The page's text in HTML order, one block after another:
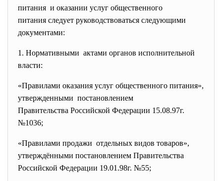
питания и оказании услуг общественного
питания следует руководствоваться следующими
документами:
1. Нормативными актами органов исполнительной
власти:
«Правилами оказания услуг общественного питания»,
утвержденными постановлением
Правительства Российской Федерации 15.08.97г.
№1036;
«Правилами продажи отдельных видов товаров»,
утверждёнными постановлением Правительства
Российской Федерации 19.01.98г. №55;